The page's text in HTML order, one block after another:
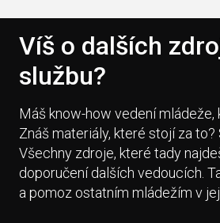
Víš o dalších
službu?
Máš know-how vedení mládeže,
Znáš materiály, které stojí za to?
Všechny zdroje, které tady
doporučení dalších vedoucích.
a pomoz ostatním mládežím v